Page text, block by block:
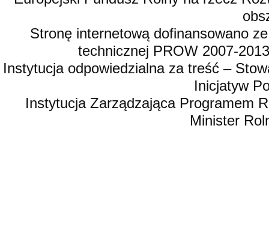
Stronę internetową dofinansowano
technicznej PROW 2007-
Instytucja odpowiedzialna za treść –
Inicjatyw
Instytucja Zarządzająca Programem
Minister